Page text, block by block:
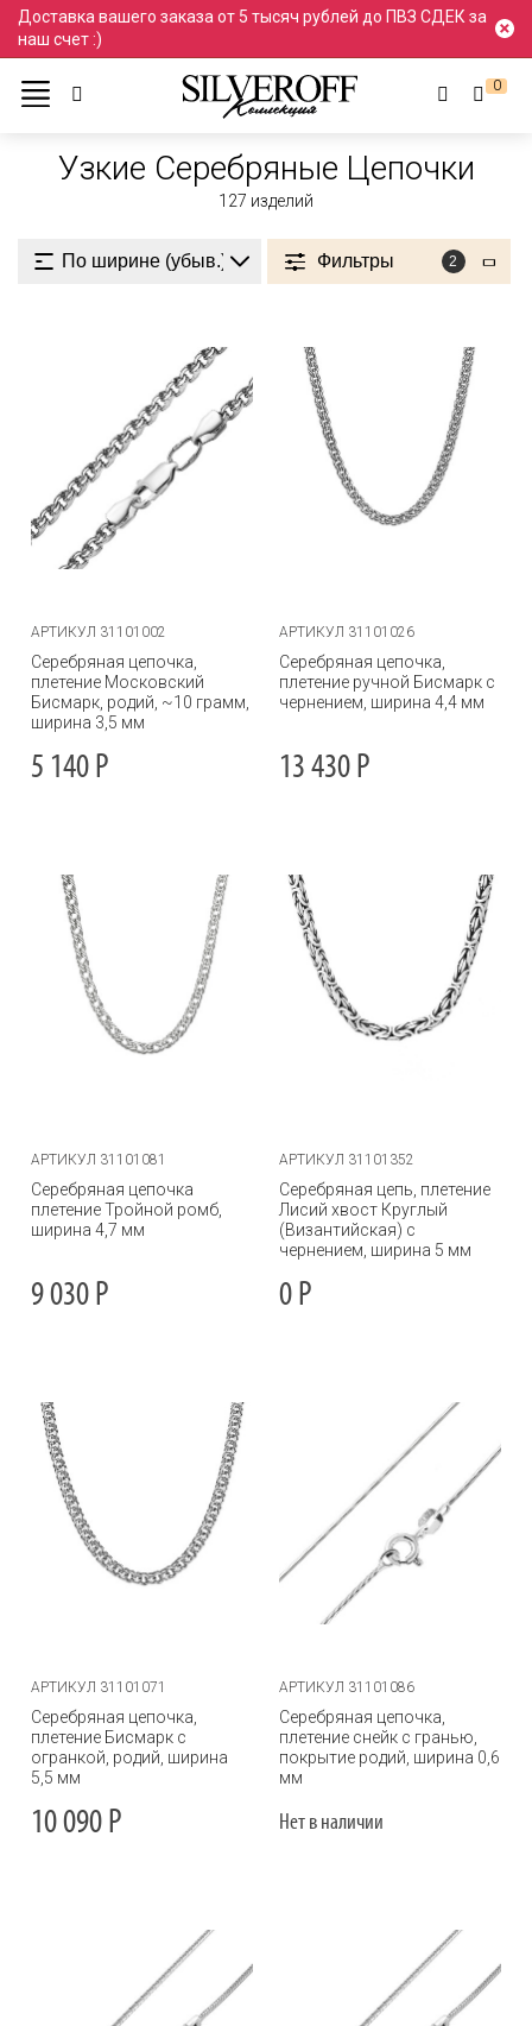
Доставка вашего заказа от 5 тысяч рублей до ПВЗ СДЕК за
наш счет :)
0
Ювелирные украшения
Цепочки Серебро
Узкие Серебряные Цепочки
127 изделий
Фильтры 2
АРТИКУЛ 31101002
Серебряная цепочка,
плетение Московский
Бисмарк, родий, ~10 грамм,
ширина 3,5 мм
5 140 Р
АРТИКУЛ 31101026
Серебряная цепочка,
плетение ручной Бисмарк с
чернением, ширина 4,4 мм
13 430 Р
АРТИКУЛ 31101081
Серебряная цепочка
плетение Тройной ромб,
ширина 4,7 мм
9 030 Р
АРТИКУЛ 31101352
Серебряная цепь, плетение
Лисий хвост Круглый
(Византийская) с
чернением, ширина 5 мм
0 Р
АРТИКУЛ 31101071
Серебряная цепочка,
плетение Бисмарк с
огранкой, родий, ширина
5,5 мм
10 090 Р
АРТИКУЛ 31101086
Серебряная цепочка,
плетение снейк с гранью,
покрытие родий, ширина 0,6
мм
Нет в наличии